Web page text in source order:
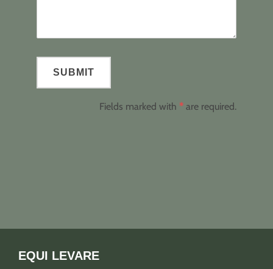
Fields marked with * are required.
EQUI LEVARE